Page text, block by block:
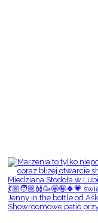
Showroomowe patio